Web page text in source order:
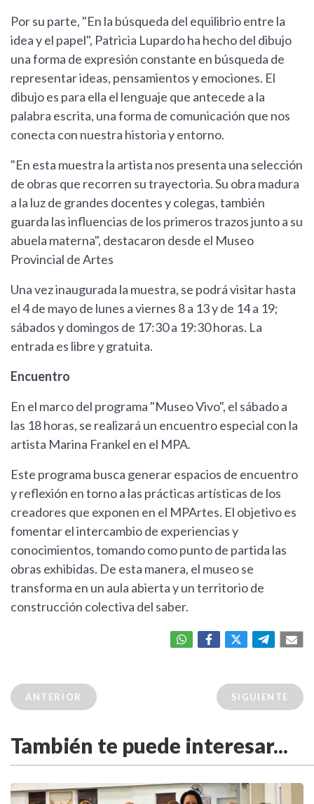
Por su parte, "En la búsqueda del equilibrio entre la
idea y el papel", Patricia Lupardo ha hecho del dibujo
una forma de expresión constante en búsqueda de
representar ideas, pensamientos y emociones. El
dibujo es para ella el lenguaje que antecede a la
palabra escrita, una forma de comunicación que nos
conecta con nuestra historia y entorno.
"En esta muestra la artista nos presenta una selección
de obras que recorren su trayectoria. Su obra madura
a la luz de grandes docentes y colegas, también
guarda las influencias de los primeros trazos junto a su
abuela materna", destacaron desde el Museo
Provincial de Artes
Una vez inaugurada la muestra, se podrá visitar hasta
el 4 de mayo de lunes a viernes 8 a 13 y de 14 a 19;
sábados y domingos de 17:30 a 19:30 horas. La
entrada es libre y gratuita.
Encuentro
En el marco del programa "Museo Vivo", el sábado a
las 18 horas, se realizará un encuentro especial con la
artista Marina Frankel en el MPA.
Este programa busca generar espacios de encuentro
y reflexión en torno a las prácticas artísticas de los
creadores que exponen en el MPArtes. El objetivo es
fomentar el intercambio de experiencias y
conocimientos, tomando como punto de partida las
obras exhibidas. De esta manera, el museo se
transforma en un aula abierta y un territorio de
construcción colectiva del saber.
ANTERIOR SIGUIENTE
También te puede interesar...